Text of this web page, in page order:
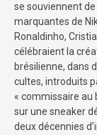
se souviennent
marquantes de
Ronaldinho,
célébraient la
brésilienne, dans
cultes, introduits
« commissaire au
sur une sneaker
deux décennies